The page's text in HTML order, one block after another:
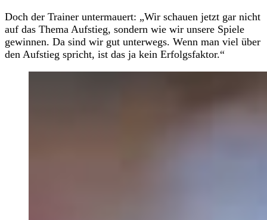
Doch der Trainer untermauert: „Wir schauen jetzt gar nicht
auf das Thema Aufstieg, sondern wie wir unsere Spiele
gewinnen. Da sind wir gut unterwegs. Wenn man viel über
den Aufstieg spricht, ist das ja kein Erfolgsfaktor.“